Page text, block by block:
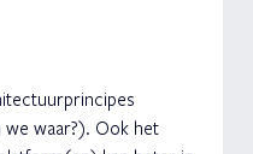
waar?). Ook het